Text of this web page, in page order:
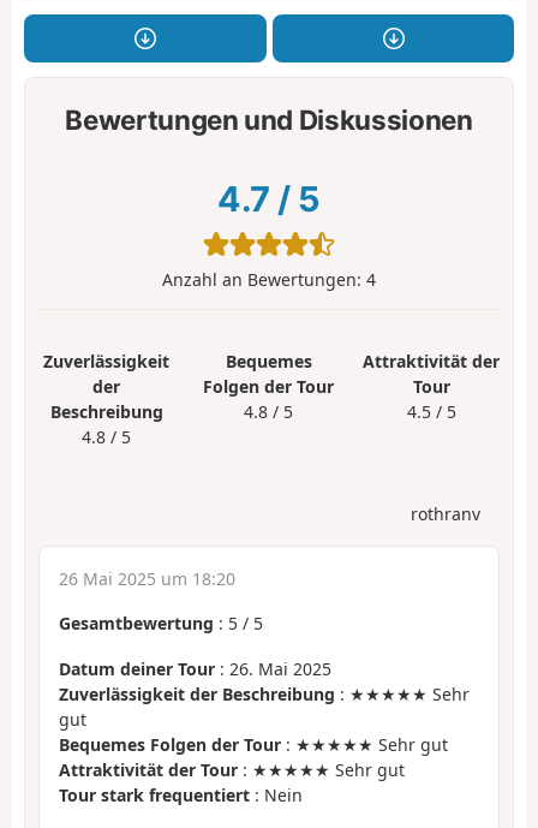
Bewertungen und Diskussionen
4.7 / 5
Anzahl an Bewertungen: 4
Zuverlässigkeit
der
Beschreibung
4.8 / 5
Bequemes
Folgen der Tour
4.8 / 5
Attraktivität der
Tour
4.5 / 5
rothranv
26 Mai 2025 um 18:20
Gesamtbewertung : 5 / 5
Datum deiner Tour : 26. Mai 2025
Zuverlässigkeit der Beschreibung : ★★★★★ Sehr
gut
Bequemes Folgen der Tour : ★★★★★ Sehr gut
Attraktivität der Tour : ★★★★★ Sehr gut
Tour stark frequentiert : Nein